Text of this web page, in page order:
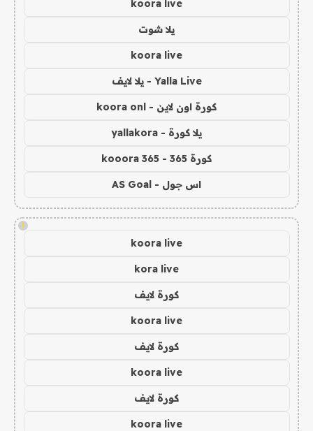
koora live
يلا شوت
koora live
Yalla Live - يلا لايف
كورة اون لاين - koora onl
يلا كورة - yallakora
كورة 365 - kooora 365
اس جول - AS Goal
!
koora live
kora live
كورة لايف
koora live
كورة لايف
koora live
كورة لايف
koora live